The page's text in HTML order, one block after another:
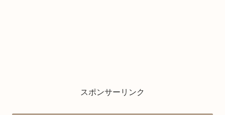
スポンサーリンク